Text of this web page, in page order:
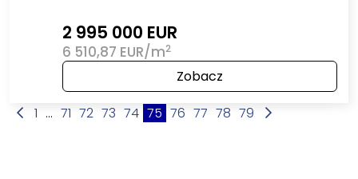
2 995 000 EUR
6 510,87 EUR/m2
Zobacz
1 ... 71 72 73 74 75 76 77 78 79